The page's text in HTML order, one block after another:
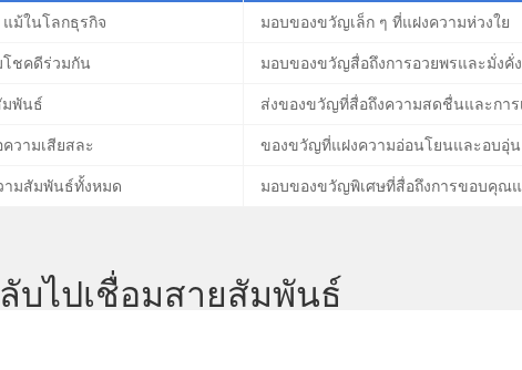
ม้ในโลกธุรกิจ
มอบของขวัญเล็ก ๆ ที่แฝงความห่วงใย
โชคดีร่วมกัน
มอบของขวัญสื่อถึงการอวยพรและมั่งคั่ง
มพันธ์
ส่งของขวัญที่สื่อถึงความสดชื่นและการ
วามเสียสละ
ของขวัญที่แฝงความอ่อนโยนและอบอุ่น
ามสัมพันธ์ทั้งหมด มอบของขวัญพิเศษที่สื่อถึงการขอบคุณ
บไปเชื่อมสายสัมพันธ์